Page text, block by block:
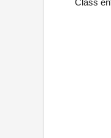
Class